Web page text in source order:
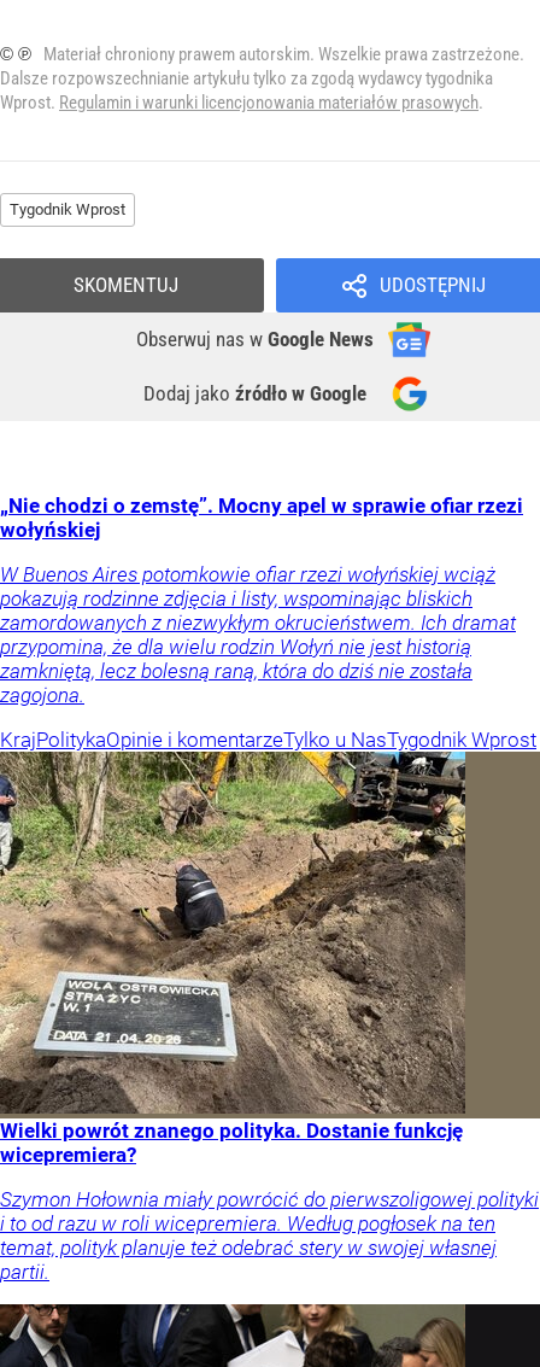
© ℗
Materiał chroniony prawem autorskim. Wszelkie prawa zastrzeżone.
Dalsze rozpowszechnianie artykułu tylko za zgodą wydawcy tygodnika
Wprost. Regulamin i warunki licencjonowania materiałów prasowych.
Tygodnik Wprost
UDOSTĘPNIJ
Obserwuj nas w Google News
Dodaj jako źródło w Google
SKOMENTUJ
„Nie chodzi o zemstę”. Mocny apel w sprawie ofiar rzezi
wołyńskiej
W Buenos Aires potomkowie ofiar rzezi wołyńskiej wciąż
pokazują rodzinne zdjęcia i listy, wspominając bliskich
zamordowanych z niezwykłym okrucieństwem. Ich dramat
przypomina, że dla wielu rodzin Wołyń nie jest historią
zamkniętą, lecz bolesną raną, która do dziś nie została
zagojona.
KrajPolitykaOpinie i komentarzeTylko u NasTygodnik Wprost
Wielki powrót znanego polityka. Dostanie funkcję
wicepremiera?
Szymon Hołownia miały powrócić do pierwszoligowej polityki
i to od razu w roli wicepremiera. Według pogłosek na ten
temat, polityk planuje też odebrać stery w swojej własnej
partii.